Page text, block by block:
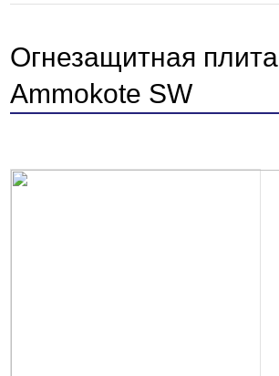
Огнезащитная плита
Ammokote SW